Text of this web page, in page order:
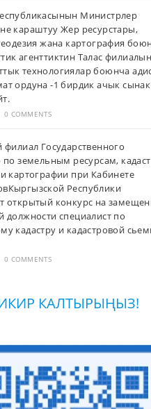
Министрлер
караштуу Жер ресурстары,
жана картография
агенттиктин Талас
технологиялар боюнча
ордуна -1 бирдик ачык сынак
0 COMMENTS
филиал Государственного
по земельным ресурсам,
картографии при Кабинете
Республики
открытый конкурс на
должности специалист по
кадастру и кадастровой
0 COMMENTS
КАЛТЫРЫҢЫЗ!